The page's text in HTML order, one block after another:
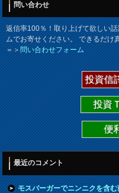
問い合わせ
返信率100％！取り上げて欲しい
ムでお寄せください。 できるだけ
＝＞問い合わせフォーム
投資信
投資
便
最近のコメント
モスバーガーでニンニクを含